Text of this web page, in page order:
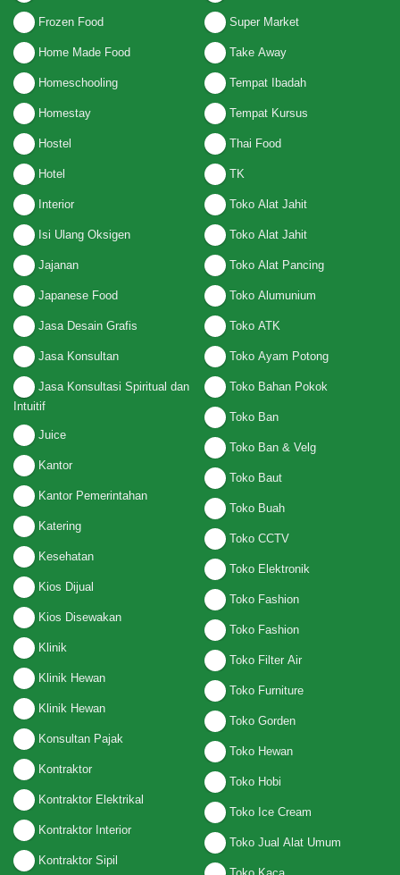
Frozen Food
Home Made Food
Homeschooling
Homestay
Hostel
Hotel
Interior
Isi Ulang Oksigen
Jajanan
Japanese Food
Jasa Desain Grafis
Jasa Konsultan
Jasa Konsultasi Spiritual dan
Intuitif
Juice
Kantor
Kantor Pemerintahan
Katering
Kesehatan
Kios Dijual
Kios Disewakan
Klinik
Klinik Hewan
Klinik Hewan
Konsultan Pajak
Kontraktor
Kontraktor Elektrikal
Kontraktor Interior
Kontraktor Sipil
Super Market
Take Away
Tempat Ibadah
Tempat Kursus
Thai Food
TK
Toko Alat Jahit
Toko Alat Jahit
Toko Alat Pancing
Toko Alumunium
Toko ATK
Toko Ayam Potong
Toko Bahan Pokok
Toko Ban
Toko Ban & Velg
Toko Baut
Toko Buah
Toko CCTV
Toko Elektronik
Toko Fashion
Toko Fashion
Toko Filter Air
Toko Furniture
Toko Gorden
Toko Hewan
Toko Hobi
Toko Ice Cream
Toko Jual Alat Umum